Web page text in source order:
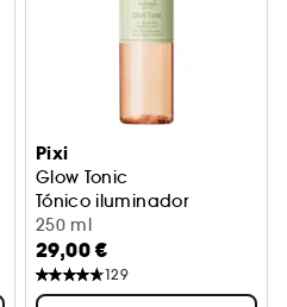
Pixi
Glow Tonic
Tónico iluminador
250 ml
29,00 €
129